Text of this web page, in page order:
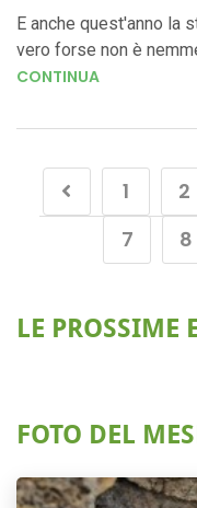
E anche quest'anno la
vero forse non è
CONTINUA
1 2
7
8
LE PROSSIME
FOTO DEL